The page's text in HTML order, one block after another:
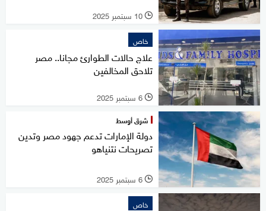
l 10 سبتمبر 2025
خاص
علاج حالات الطوارئ مجانا.. مصر
تلاحق المخالفين
l 6 سبتمبر 2025
شرق أوسط
دولة الإمارات تدعم جهود مصر وتدين
تصريحات نتنياهو
l 6 سبتمبر 2025
خاص